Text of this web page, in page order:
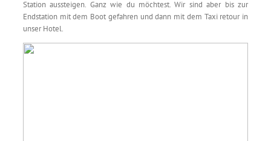
Station aussteigen. Ganz wie du möchtest. Wir sind aber bis zur
Endstation mit dem Boot gefahren und dann mit dem Taxi retour in
unser Hotel.